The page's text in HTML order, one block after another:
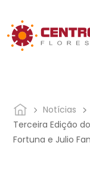
Notícias
Terceira Edição
Fortuna e Julio